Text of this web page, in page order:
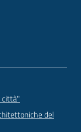
città"
del